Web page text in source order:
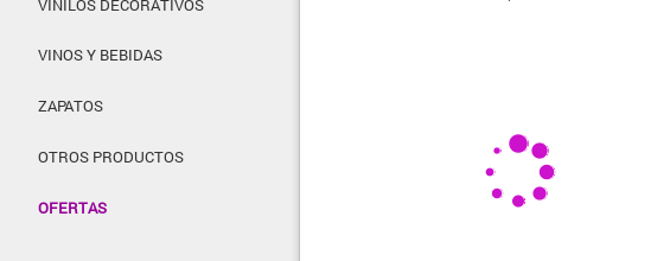
VINILOS DECORATIVOS
VINOS Y BEBIDAS
ZAPATOS
OTROS PRODUCTOS
OFERTAS